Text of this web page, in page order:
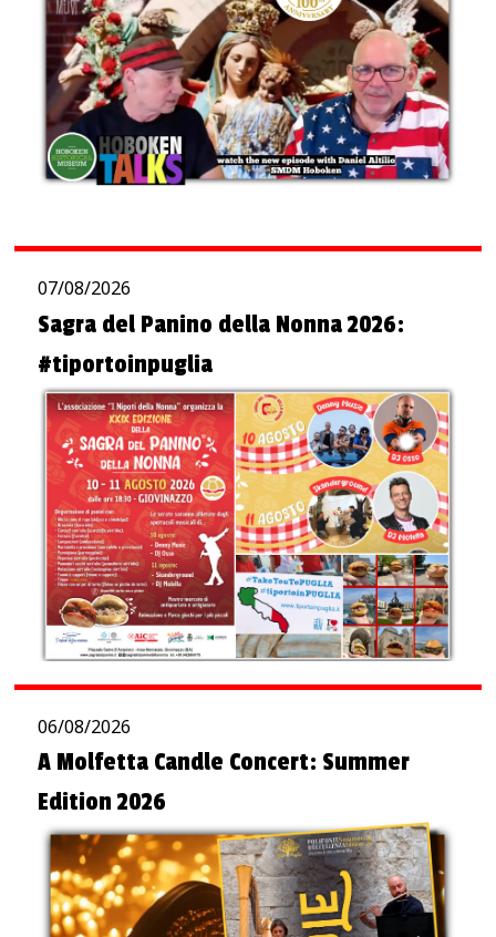
07/08/2026
Sagra del Panino della Nonna 2026:
#tiportoinpuglia
06/08/2026
A Molfetta Candle Concert: Summer
Edition 2026